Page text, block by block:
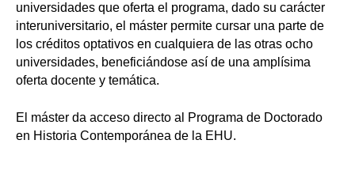
universidades que oferta el programa, dado su carácter
interuniversitario, el máster permite cursar una parte de
los créditos optativos en cualquiera de las otras ocho
universidades, beneficiándose así de una amplísima
oferta docente y temática.
El máster da acceso directo al Programa de Doctorado
en Historia Contemporánea de la EHU.